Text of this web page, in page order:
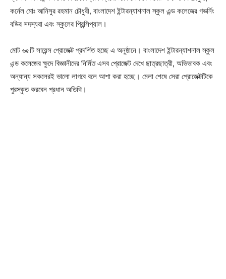
কর্নেল মোঃ আনিসুর রহমান চৌধুরী, বাংলাদেশ ইন্টারন্যাশনাল স্কুল এন্ড কলেজের গভর্নিং
বডির সদস্যরা এবং স্কুলের প্রিন্সিপ্যাল।
মোট ৬৫টি সায়েন্স প্রোজেক্ট প্রদর্শিত হচ্ছে এ অনুষ্ঠানে। বাংলাদেশ ইন্টারন্যাশনাল স্কুল
এন্ড কলেজের ক্ষুদে বিজ্ঞানীদের নির্মিত এসব প্রোজেক্ট দেখে ছাত্রছাত্রী, অভিভাবক এবং
অন্যান্য সকলেরই ভালো লাগবে বলে আশা করা হচ্ছে। মেলা শেষে সেরা প্রোজেক্টটিকে
পুরস্কৃত করবেন প্রধান অতিথি।